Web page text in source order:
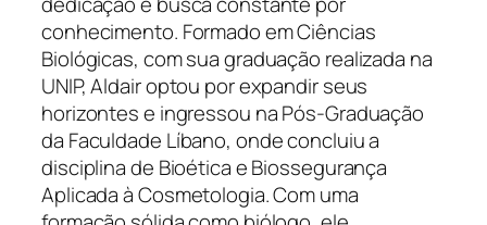
conhecimento. Formado em Ciências
Biológicas, com sua graduação realizada na
UNIP, Aldair optou por expandir seus
horizontes e ingressou na Pós-Graduação
da Faculdade Líbano, onde concluiu a
disciplina de Bioética e Biossegurança
Aplicada à Cosmetologia. Com uma